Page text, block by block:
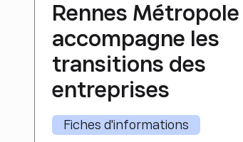
Rennes Métropole
accompagne les
transitions des
entreprises
Fiches d'informations